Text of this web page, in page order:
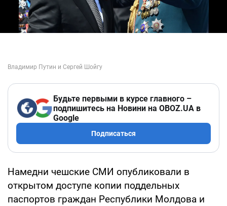
Будьте первыми в курсе главного –
подпишитесь на Новини на OBOZ.UA в
Google
Подписаться
Намедни чешские СМИ опубликовали в
открытом доступе копии поддельных
паспортов граждан Республики Молдова и